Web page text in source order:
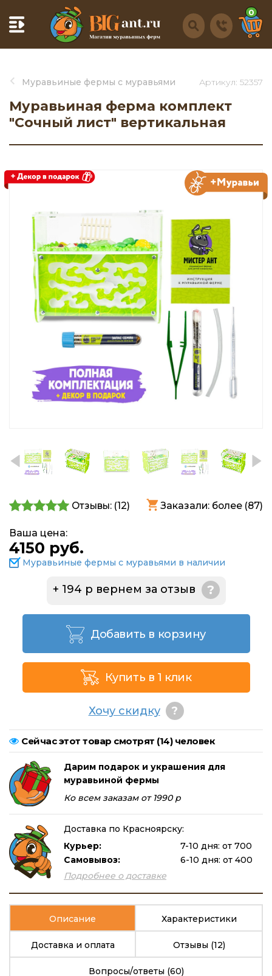
0
Муравьиные фермы с муравьями
Муравьиная ферма комплект
"Сочный лист" вертикальная
Артикул: 52357
Отзывы: (12) Заказали: более (87)
Ваша цена:
4150 руб.
Муравьиные фермы с муравьями в наличии
+ 194 р вернем за отзыв ?
Добавить в корзину
Купить в 1 клик
Хочу скидку ?
Сейчас этот товар смотрят (14) человек
Дарим подарок и украшения для
муравьиной фермы
Ко всем заказам от 1990 р
Доставка по Красноярску:
Курьер:
7-10 дня: от 700
Самовывоз:
6-10 дня: от 400
Подробнее о доставке
Описание Характеристики
Доставка и оплата Отзывы (12)
Вопросы/ответы (60)